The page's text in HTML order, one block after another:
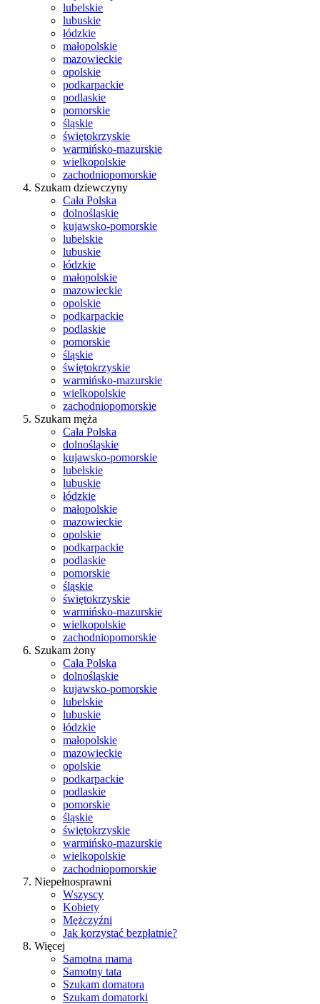
lubelskie
lubuskie
łódzkie
małopolskie
mazowieckie
opolskie
podkarpackie
podlaskie
pomorskie
śląskie
świętokrzyskie
warmińsko-mazurskie
wielkopolskie
zachodniopomorskie
Szukam dziewczyny
Cała Polska
dolnośląskie
kujawsko-pomorskie
lubelskie
lubuskie
łódzkie
małopolskie
mazowieckie
opolskie
podkarpackie
podlaskie
pomorskie
śląskie
świętokrzyskie
warmińsko-mazurskie
wielkopolskie
zachodniopomorskie
Szukam męża
Cała Polska
dolnośląskie
kujawsko-pomorskie
lubelskie
lubuskie
łódzkie
małopolskie
mazowieckie
opolskie
podkarpackie
podlaskie
pomorskie
śląskie
świętokrzyskie
warmińsko-mazurskie
wielkopolskie
zachodniopomorskie
Szukam żony
Cała Polska
dolnośląskie
kujawsko-pomorskie
lubelskie
lubuskie
łódzkie
małopolskie
mazowieckie
opolskie
podkarpackie
podlaskie
pomorskie
śląskie
świętokrzyskie
warmińsko-mazurskie
wielkopolskie
zachodniopomorskie
Niepełnosprawni
Wszyscy
Kobiety
Mężczyźni
Jak korzystać bezpłatnie?
Więcej
Samotna mama
Samotny tata
Szukam domatora
Szukam domatorki